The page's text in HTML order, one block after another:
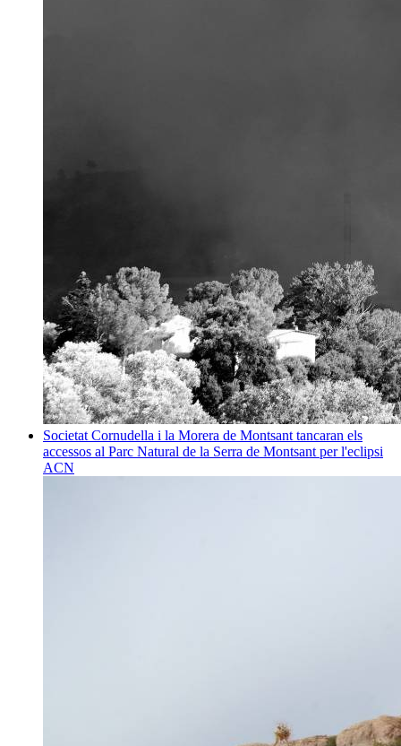
Societat Cornudella i la Morera de Montsant tancaran els
accessos al Parc Natural de la Serra de Montsant per l'eclipsi
ACN